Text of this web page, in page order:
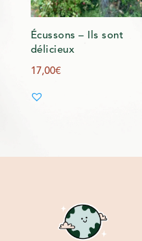
Écussons – Ils sont
délicieux
17,00€